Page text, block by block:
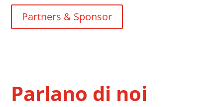
Partners & Sponsor
Parlano di noi